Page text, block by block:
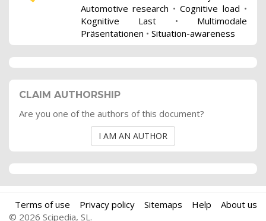
Automotive research •Cognitive load •
Kognitive Last• Multimodale
Präsentationen • Situation-awareness
CLAIM AUTHORSHIP
Are you one of the authors of this document?
I AM AN AUTHOR
Terms of use Privacy policy Sitemaps Help
About us
© 2026 Scipedia, SL.